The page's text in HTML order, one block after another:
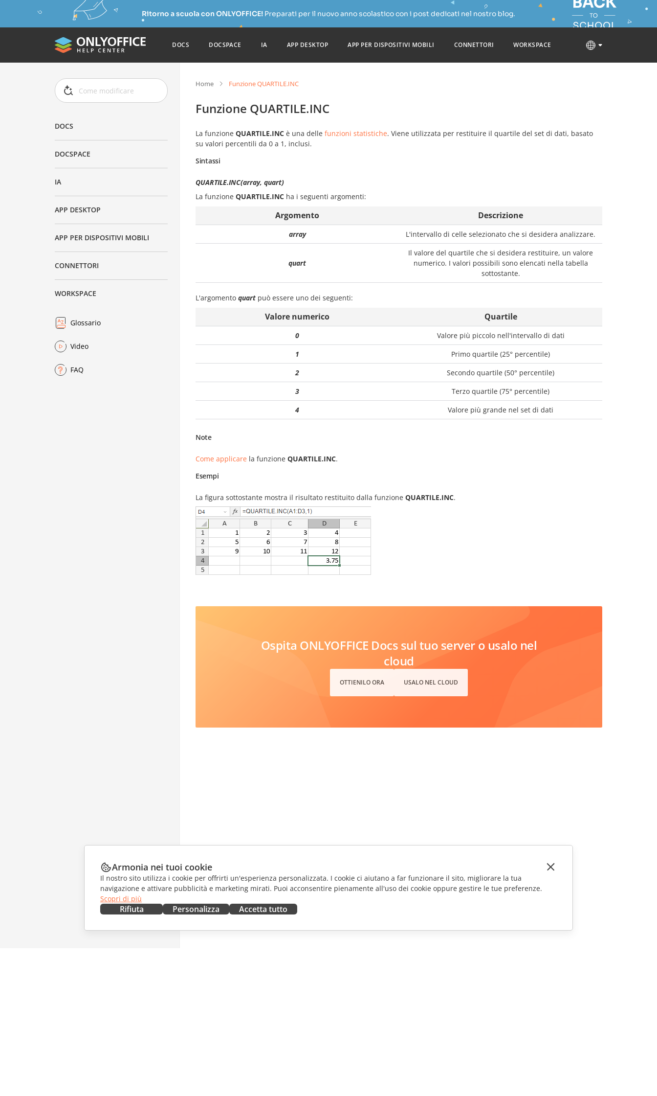
Ritorno a scuola con ONLYOFFICE! Preparati per il nuovo anno scolastico con i post dedicati nel nostro blog.
DOCS DOCSPACE IA APP DESKTOP APP PER DISPOSITIVI MOBILI CONNETTORI WORKSPACE
DOCS
DOCSPACE
IA
APP DESKTOP
APP PER DISPOSITIVI MOBILI
CONNETTORI
WORKSPACE
Glossario
Video
FAQ
Home Funzione QUARTILE.INC
Funzione QUARTILE.INC
La funzione QUARTILE.INC è una delle funzioni statistiche. Viene utilizzata per restituire il quartile del set di dati, basato
su valori percentili da 0 a 1, inclusi.
Sintassi
QUARTILE.INC(array, quart)
La funzione QUARTILE.INC ha i seguenti argomenti:
Argomento Descrizione
array L'intervallo di celle selezionato che si desidera analizzare.
quart
Il valore del quartile che si desidera restituire, un valore
numerico. I valori possibili sono elencati nella tabella
sottostante.
L'argomento quart può essere uno dei seguenti:
Valore numerico Quartile
0
Valore più piccolo nell'intervallo di dati
1
Primo quartile (25° percentile)
2
Secondo quartile (50° percentile)
3
Terzo quartile (75° percentile)
4
Valore più grande nel set di dati
Note
Come applicare la funzione QUARTILE.INC.
Esempi
La figura sottostante mostra il risultato restituito dalla funzione QUARTILE.INC.
Ospita ONLYOFFICE Docs sul tuo server o usalo nel
cloud
OTTIENILO ORA USALO NEL CLOUD
Armonia nei tuoi cookie
Il nostro sito utilizza i cookie per offrirti un'esperienza personalizzata. I cookie ci aiutano a far funzionare il sito, migliorare la tua
navigazione e attivare pubblicità e marketing mirati. Puoi acconsentire pienamente all'uso dei cookie oppure gestire le tue preferenze.
Scopri di più
Rifiuta Personalizza Accetta tutto